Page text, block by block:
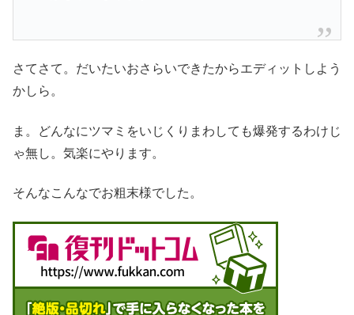
さてさて。だいたいおさらいできたからエディットしよう
かしら。
ま。どんなにツマミをいじくりまわしても爆発するわけじ
ゃ無し。気楽にやります。
そんなこんなでお粗末様でした。